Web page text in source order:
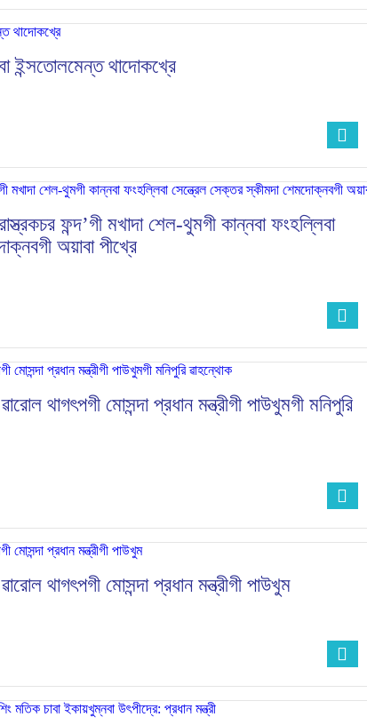
ইন্সতোলমেন্ত থাদোকখ্রে
ফন্দ’গী মখাদা শেল-থুমগী কান্নবা ফংহল্লিবা
অয়াবা পীখ্রে
থাগৎপগী মোসন্দা প্রধান মন্ত্রীগী পাউখুমগী মনিপুরি
থাগৎপগী মোসন্দা প্রধান মন্ত্রীগী পাউখুম